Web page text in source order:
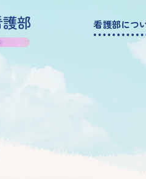
看護部につ